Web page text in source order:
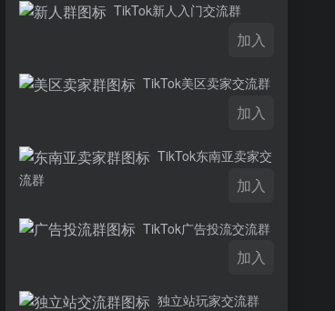
# 越南电商
TikTok新人入门交流群
加入
TikTok美区卖家交流群
加入
TikTok东南亚卖家交
流群
加入
TikTok广告投流交流群
加入
独立站玩家交流群